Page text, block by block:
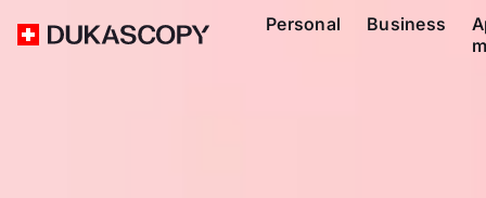
Personal Business